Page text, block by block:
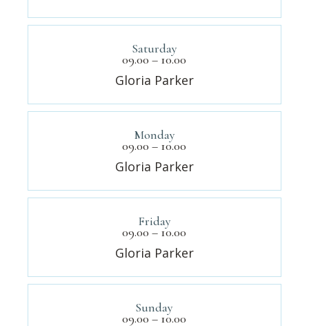
Saturday
09.00 – 10.00
Gloria Parker
Monday
09.00 – 10.00
Gloria Parker
Friday
09.00 – 10.00
Gloria Parker
Sunday
09.00 – 10.00